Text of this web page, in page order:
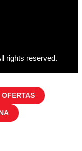
rights reserved.
OFERTAS